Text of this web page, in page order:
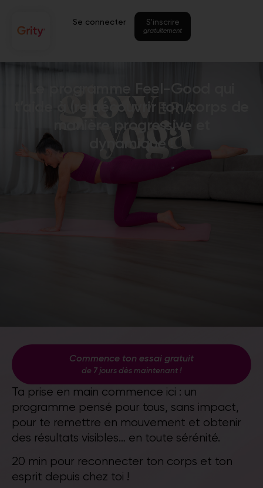
Se connecter S'inscrire
gratuitement
Le programme Feel-Good qui
t’aide à (re)découvrir ton corps de
manière progressive et
dynamique !
Ta prise en main commence ici : un
programme pensé pour tous, sans impact,
pour te remettre en mouvement et obtenir
des résultats visibles… en toute sérénité.
20 min pour reconnecter ton corps et ton
esprit depuis chez toi !
Commence ton essai gratuit
de 7 jours dès maintenant !